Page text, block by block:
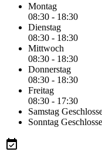
Montag
08:30 - 18:30
Dienstag
08:30 - 18:30
Mittwoch
08:30 - 18:30
Donnerstag
08:30 - 18:30
Freitag
08:30 - 17:30
Samstag
Sonntag